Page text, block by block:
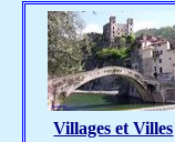
Villages et Villes